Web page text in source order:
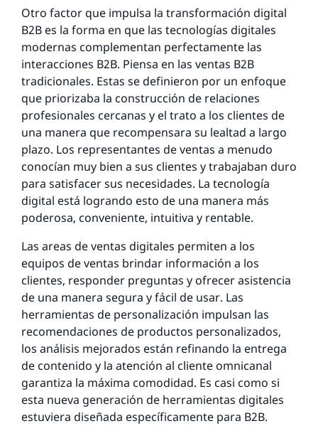
Otro factor que impulsa la transformación digital
B2B es la forma en que las tecnologías digitales
modernas complementan perfectamente las
interacciones B2B. Piensa en las ventas B2B
tradicionales. Estas se definieron por un enfoque
que priorizaba la construcción de relaciones
profesionales cercanas y el trato a los clientes de
una manera que recompensara su lealtad a largo
plazo. Los representantes de ventas a menudo
conocían muy bien a sus clientes y trabajaban duro
para satisfacer sus necesidades. La tecnología
digital está logrando esto de una manera más
poderosa, conveniente, intuitiva y rentable.
Las areas de ventas digitales permiten a los
equipos de ventas brindar información a los
clientes, responder preguntas y ofrecer asistencia
de una manera segura y fácil de usar. Las
herramientas de personalización impulsan las
recomendaciones de productos personalizados,
los análisis mejorados están refinando la entrega
de contenido y la atención al cliente omnicanal
garantiza la máxima comodidad. Es casi como si
esta nueva generación de herramientas digitales
estuviera diseñada específicamente para B2B.